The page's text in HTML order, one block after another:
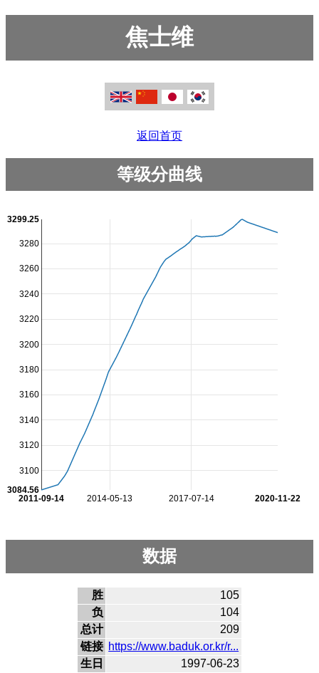
焦士维
返回首页
等级分曲线
2014-05-13 2017-07-14
2011-09-14 2020-11-22
3100
3120
3140
3160
3180
3200
3220
3240
3260
3280
3084.56
3299.25
数据
胜
105
负
104
总计
209
链接 https://www.baduk.or.kr/r...
生日
1997-06-23